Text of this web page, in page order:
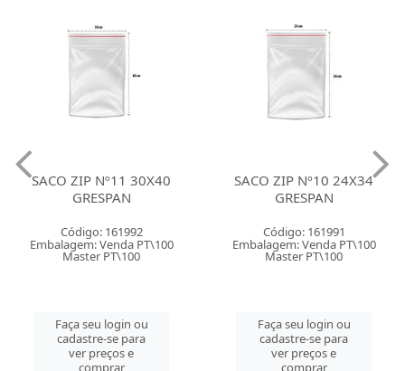
SACO ZIP Nº11 30X40
GRESPAN
Código: 161992
Embalagem: Venda PT\100
Master PT\100
Faça seu login ou
cadastre-se para
ver preços e
comprar
SACO ZIP Nº10 24X34
GRESPAN
Código: 161991
Embalagem: Venda PT\100
Master PT\100
Faça seu login ou
cadastre-se para
ver preços e
comprar